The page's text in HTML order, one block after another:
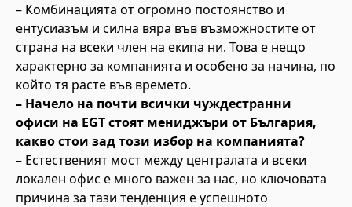
– Комбинацията от огромно постоянство и
ентусиазъм и силна вяра във възможностите от
страна на всеки член на екипа ни. Това е нещо
характерно за компанията и особено за начина, по
който тя расте във времето.
– Начело на почти всички чуждестранни
офиси на EGT стоят мениджъри от България,
какво стои зад този избор на компанията?
– Естественият мост между централата и всеки
локален офис е много важен за нас, но ключовата
причина за тази тенденция е успешното